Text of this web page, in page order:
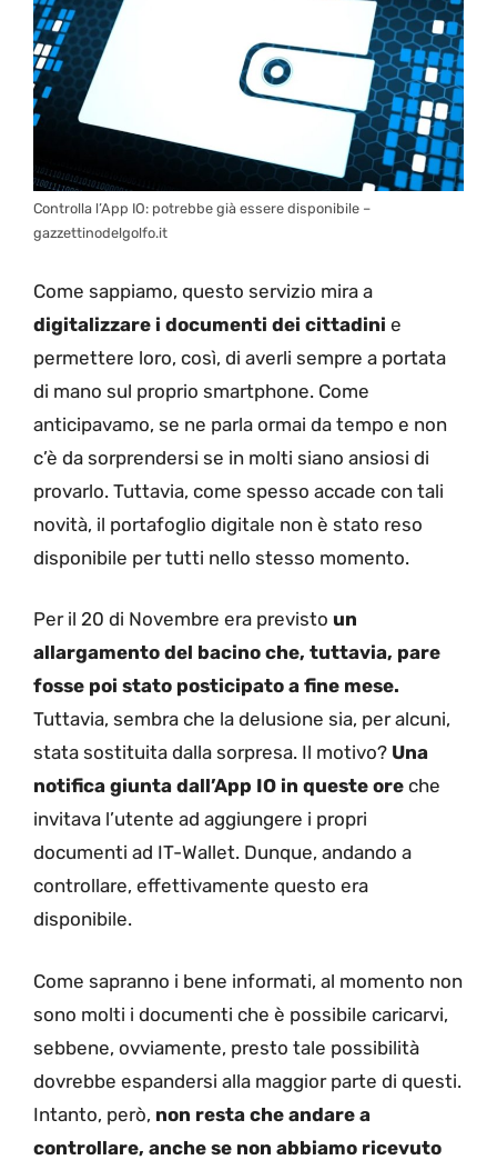
Controlla l’App IO: potrebbe già essere disponibile –
gazzettinodelgolfo.it
Come sappiamo, questo servizio mira a
digitalizzare i documenti dei cittadini e
permettere loro, così, di averli sempre a portata
di mano sul proprio smartphone. Come
anticipavamo, se ne parla ormai da tempo e non
c’è da sorprendersi se in molti siano ansiosi di
provarlo. Tuttavia, come spesso accade con tali
novità, il portafoglio digitale non è stato reso
disponibile per tutti nello stesso momento.
Per il 20 di Novembre era previsto un
allargamento del bacino che, tuttavia, pare
fosse poi stato posticipato a fine mese.
Tuttavia, sembra che la delusione sia, per alcuni,
stata sostituita dalla sorpresa. Il motivo? Una
notifica giunta dall’App IO in queste ore che
invitava l’utente ad aggiungere i propri
documenti ad IT-Wallet. Dunque, andando a
controllare, effettivamente questo era
disponibile.
Come sapranno i bene informati, al momento non
sono molti i documenti che è possibile caricarvi,
sebbene, ovviamente, presto tale possibilità
dovrebbe espandersi alla maggior parte di questi.
Intanto, però, non resta che andare a
controllare, anche se non abbiamo ricevuto